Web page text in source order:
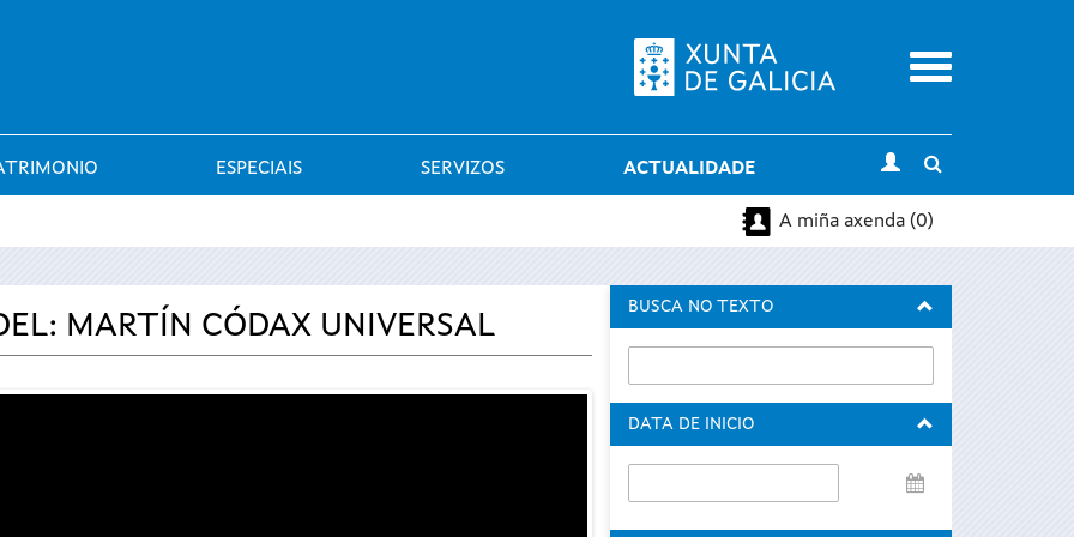
Menu
ESPECIAIS SERVIZOS ACTUALIDADE
search
A miña axenda (0)
MARTÍN CÓDAX UNIVERSAL
BUSCA NO TEXTO
DATA DE INICIO
de